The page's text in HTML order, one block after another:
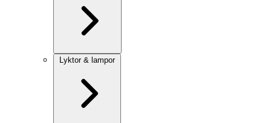
Lyktor & lampor